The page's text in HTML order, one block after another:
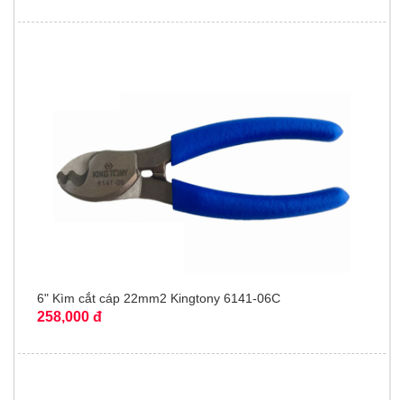
6" Kìm cắt cáp 22mm2 Kingtony 6141-06C
258,000 đ